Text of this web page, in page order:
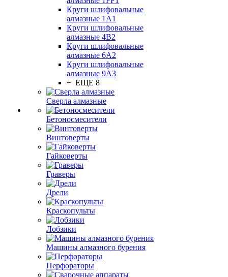
Круги шлифовальные
алмазные 1А1
Круги шлифовальные
алмазные 4В2
Круги шлифовальные
алмазные 6A2
Круги шлифовальные
алмазные 9А3
+ ЕЩЕ 8
Сверла алмазные
Бетоносмесители
Винтоверты
Гайковерты
Граверы
Дрели
Краскопульты
Лобзики
Машины алмазного бурения
Перфораторы